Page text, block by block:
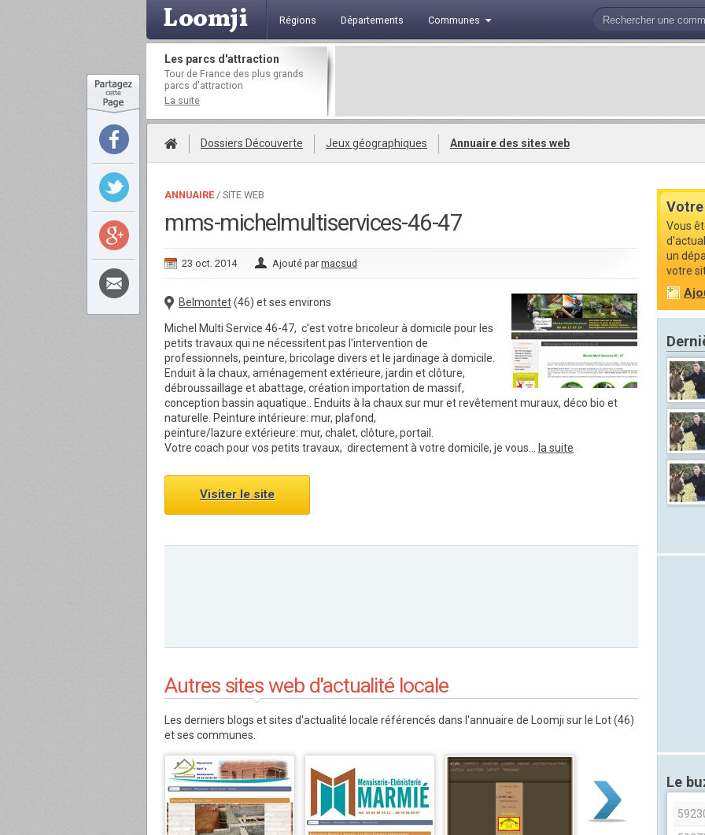
Régions Départements Communes
Les parcs d'attraction
Tour de France des plus grands
parcs d'attraction
La suite
Dossiers Découverte Jeux géographiques Annuaire des sites web
ANNUAIRE / SITE WEB
mms-michelmultiservices-46-47
23 oct. 2014 Ajouté par macsud
Belmontet(46) et ses environs
Michel Multi Service 46-47, c'est votre bricoleur à domicile pour les
petits travaux qui ne nécessitent pas l'intervention de
professionnels, peinture, bricolage divers et le jardinage à domicile.
Enduit à la chaux, aménagement extérieure, jardin et clôture,
débroussaillage et abattage, création importation de massif,
conception bassin aquatique.. Enduits à la chaux sur mur et revêtement muraux, déco bio et
naturelle. Peinture intérieure: mur, plafond,
peinture/lazure extérieure: mur, chalet, clôture, portail.
Votre coach pour vos petits travaux, directement à votre domicile, je vous...
la suite
Visiter le site
Autres sites web d'actualité locale
Les derniers blogs et sites d'actualité locale référencés dans l'annuaire de Loomji sur le Lot (46)
et ses communes.
Vous
un
votre
Le